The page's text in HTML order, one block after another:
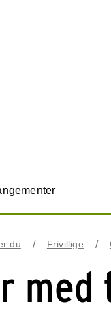
du Frivillige
med